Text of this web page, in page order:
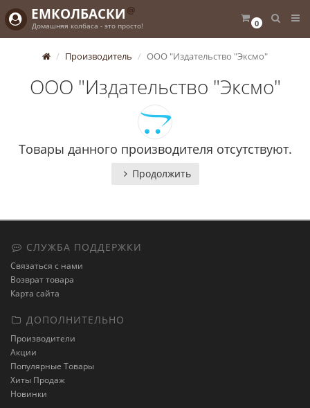
0
ЕМКОЛБАСКИ @
Домашняя колбаса - это просто!
Производитель ООО "Издательство "Эксмо"
ООО "Издательство "Эксмо"
Товары данного производителя отсутствуют.
Продолжить
СЛУЖБА ПОДДЕРЖКИ
Связаться с нами
Возврат товара
Карта сайта
ДОПОЛНИТЕЛЬНО
Производители
Акции
Популярные Товары
Хиты Продаж
Новинки